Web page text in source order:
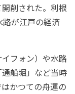
削された。利根
が江戸の経済
フォン）や水路
船堀」など当時
かつての舟運の